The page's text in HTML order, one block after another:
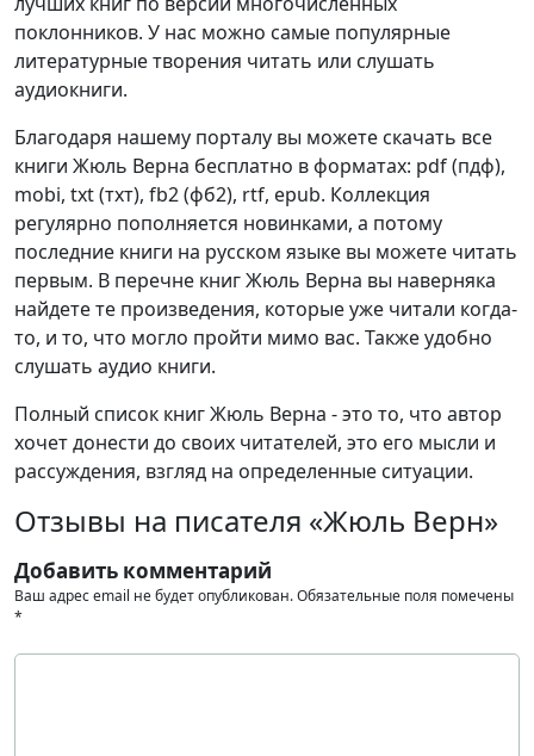
поклонников. У нас можно самые популярные
литературные творения читать или слушать
аудиокниги.
Благодаря нашему порталу вы можете скачать все
книги Жюль Верна бесплатно в форматах: pdf (пдф),
mobi, txt (тхт), fb2 (фб2), rtf, epub. Коллекция
регулярно пополняется новинками, а потому
последние книги на русском языке вы можете читать
первым. В перечне книг Жюль Верна вы наверняка
найдете те произведения, которые уже читали когда-
то, и то, что могло пройти мимо вас. Также удобно
слушать аудио книги.
Полный список книг Жюль Верна - это то, что автор
хочет донести до своих читателей, это его мысли и
рассуждения, взгляд на определенные ситуации.
Отзывы на писателя «Жюль Верн»
Добавить комментарий
Ваш адрес email не будет опубликован.Обязательные поля помечены
*